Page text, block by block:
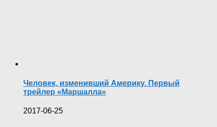
Человек, изменивший Америку. Первый
трейлер «Маршалла»
2017-06-25